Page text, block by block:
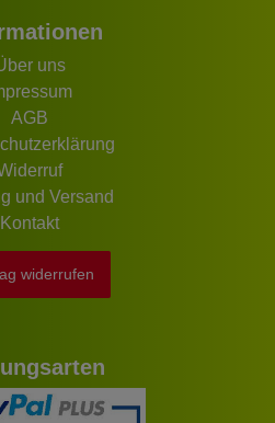
uns
AGB
und Versand
Kontakt
widerrufen